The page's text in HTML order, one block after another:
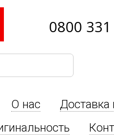
0800
О нас
Доставка